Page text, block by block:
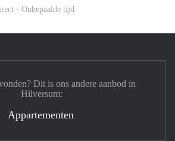
- Onbepaalde tijd
Dit is ons andere aanbod in
Hilversum:
Appartementen